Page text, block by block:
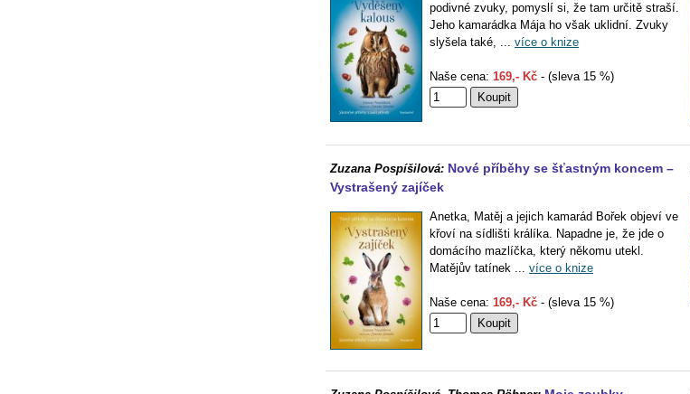
podivné zvuky, pomyslí si, že tam určitě straší.
Jeho kamarádka Mája ho však uklidní. Zvuky
slyšela také, ... více o knize
Naše cena: 169,- Kč - (sleva 15 %)
Zuzana Pospíšilová: Nové příběhy se šťastným koncem –
Vystrašený zajíček
Anetka, Matěj a jejich kamarád Bořek objeví ve
křoví na sídlišti králíka. Napadne je, že jde o
domácího mazlíčka, který někomu utekl.
Matějův tatínek ... více o knize
Naše cena: 169,- Kč - (sleva 15 %)